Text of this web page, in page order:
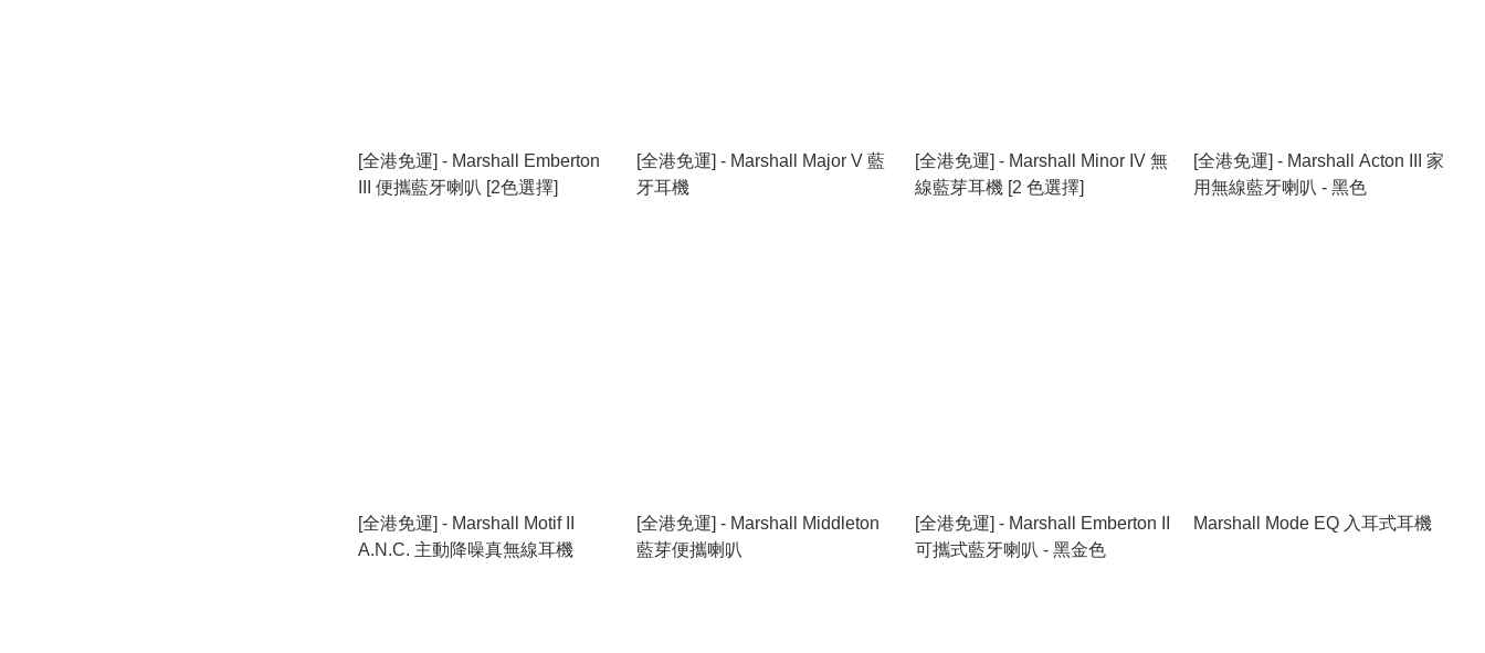
[全港免運] - Marshall Emberton
III 便攜藍牙喇叭 [2色選擇]
[全港免運] - Marshall Major V 藍
牙耳機
[全港免運] - Marshall Minor IV 無
線藍芽耳機 [2 色選擇]
[全港免運] - Marshall Acton III 家
用無線藍牙喇叭 - 黑色
[全港免運] - Marshall Motif II
A.N.C. 主動降噪真無線耳機
[全港免運] - Marshall Middleton
藍芽便攜喇叭
[全港免運] - Marshall Emberton II
可攜式藍牙喇叭 - 黑金色
Marshall Mode EQ 入耳式耳機